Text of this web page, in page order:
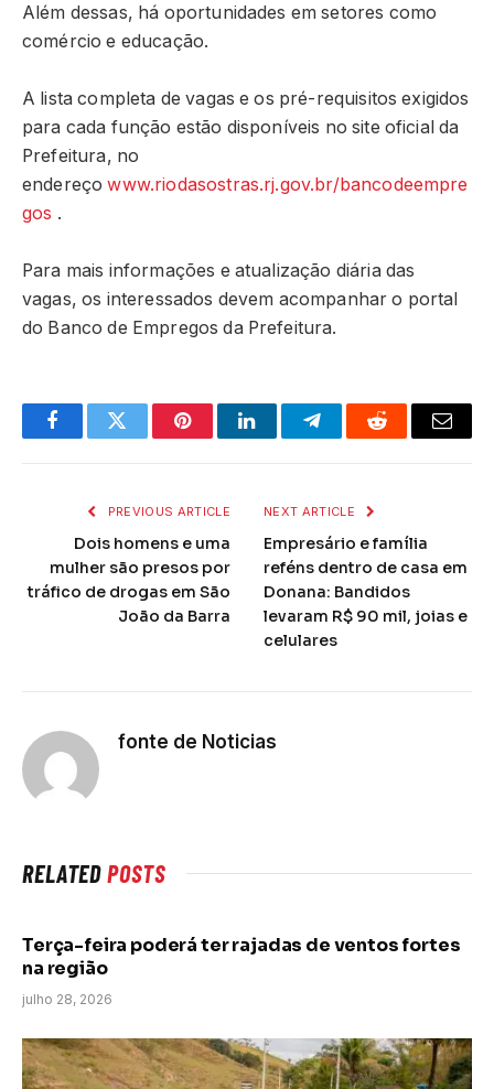
Além dessas, há oportunidades em setores como
comércio e educação.
A lista completa de vagas e os pré-requisitos exigidos
para cada função estão disponíveis no site oficial da
Prefeitura, no
endereçowww.riodasostras.rj.gov.br/bancodeempre
gos .
Para mais informações e atualização diária das
vagas, os interessados devem acompanhar o portal
do Banco de Empregos da Prefeitura.
FacebookTwitter PinterestLinkedInTelegramReddit Email
PREVIOUS ARTICLE
Dois homens e uma
mulher são presos por
tráfico de drogas em São
João da Barra
NEXT ARTICLE
Empresário e família
reféns dentro de casa em
Donana: Bandidos
levaram R$ 90 mil, joias e
celulares
fonte de Noticias
RELATEDPOSTS
Terça-feira poderá ter rajadas de ventos fortes
na região
julho 28, 2026